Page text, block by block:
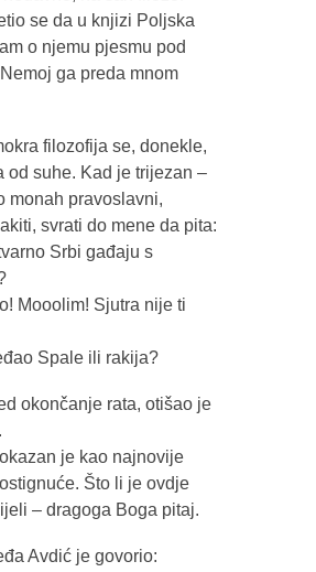
se da u knjizi Poljska
o njemu pjesmu pod
ga preda mnom
filozofija se, donekle,
od suhe. Kad je trijezan –
monah pravoslavni,
svrati do mene da pita:
Srbi gađaju s
Mooolim! Sjutra nije ti
Spale ili rakija?
okončanje rata, otišao je
je kao najnovije
Što li je ovdje
– dragoga Boga pitaj.
Avdić je govorio: